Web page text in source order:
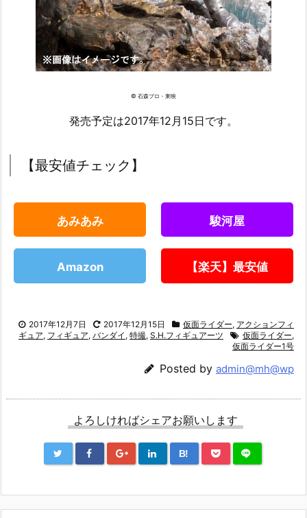
© 石森プロ・東映
発売予定は2017年12月15日です。
【最安値チェック】
あみあみ 駿河屋
Amazon 【楽天】最安値
2017年12月7日 2017年12月15日 仮面ライダー, アクションフィ
ギュア, フィギュア, バンダイ , 特撮, S.H.フィギュアーツ 仮面ライダー,
仮面ライダー1号
Posted by admin@mh@wp
よろしければシェアお願いします
B!